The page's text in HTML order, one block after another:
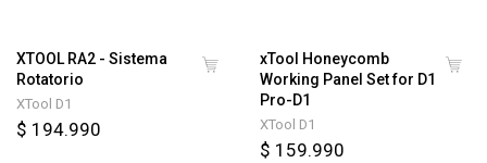
XTOOL RA2 - Sistema
Rotatorio
XTool D1
$ 194.990
xTool Honeycomb
Working Panel Set for D1
Pro-D1
XTool D1
$ 159.990